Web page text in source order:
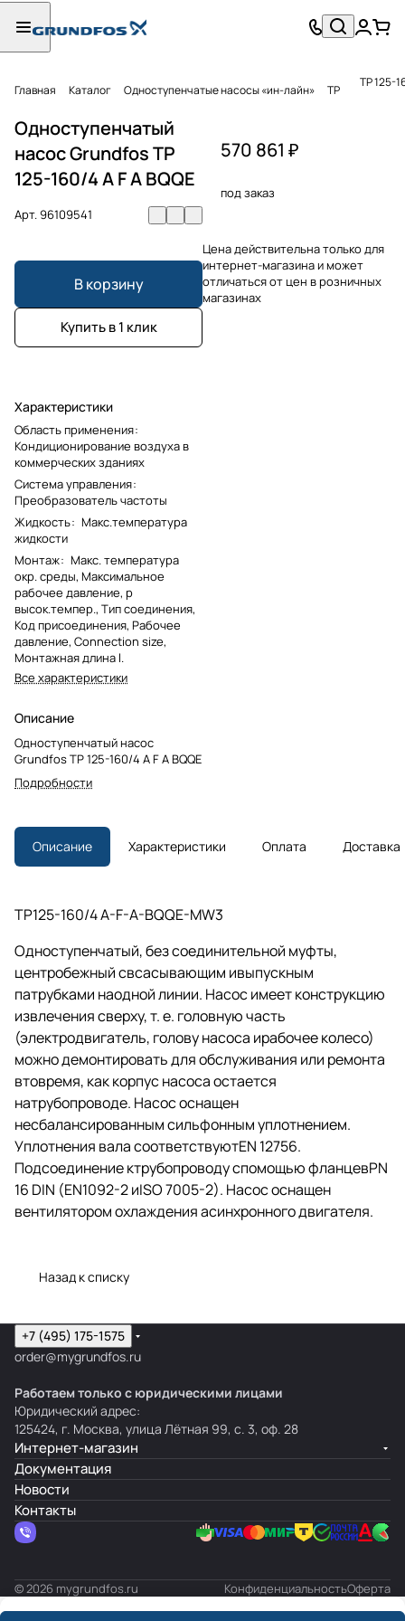
Главная Каталог Одноступенчатые насосы «ин-лайн» TP TP 125-
Одноступенчатый
насос Grundfos TP
125-160/4 A F A BQQE
Арт.96109541
В корзину
Купить в 1 клик
Характеристики
Область применения:
Кондиционирование воздуха в
коммерческих зданиях
Система управления:
Преобразователь частоты
Жидкость: Макс.температура
жидкости
Монтаж: Макс. температура
окр. среды, Максимальное
рабочее давление, p
высок.темпер., Тип соединения,
Код присоединения, Рабочее
давление, Connection size,
Монтажная длина l.
Все характеристики
Описание
Одноступенчатый насос
Grundfos TP 125-160/4 A F A BQQE
Подробности
570 861 ₽
под заказ
Цена действительна только для
интернет-магазина и может
отличаться от цен в розничных
магазинах
Описание Характеристики Оплата Доставка
TP125-160/4 A-F-A-BQQE-MW3
Одноступенчатый, без соединительной муфты,
центробежный свсасывающим ивыпускным
патрубками наодной линии. Насос имеет конструкцию
извлечения сверху,т. е. головную часть
(электродвигатель, голову насоса ирабочее колесо)
можно демонтировать для обслуживания или ремонта
втовремя, как корпус насоса остается
натрубопроводе. Насос оснащен
несбалансированным сильфонным уплотнением.
Уплотнения вала соответствуютEN 12756.
Подсоединение ктрубопроводу спомощью фланцевPN
16 DIN (EN1092-2 иISO 7005-2). Насос оснащен
вентилятором охлаждения асинхронного двигателя.
Назад к списку
+7 (495) 175-1575
order@mygrundfos.ru
Работаем только с юридическими лицами
Юридический адрес:
125424, г. Москва, улица Лётная 99, с. 3, оф. 28
Интернет-магазин
Документация
Новости
Контакты
© 2026 mygrundfos.ru КонфиденциальностьОферта